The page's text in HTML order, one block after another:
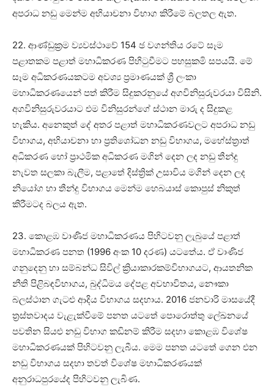
අපරාධ නඩු මෙන්ම අභියාචනා විභාග කිරීමේ බලතල ඇත.
22. ආණ්ඩුක්‍රම ව්‍යවස්ථාවේ 154 ඡ වගන්තිය රටේ සෑම
පළාතකම පළාත් මහාධිකරණ පිහිටුවීමට පහසුකමි සපයයි. මේ
සෑම අධිකරණයකටම අවශ්‍ය ප්‍රමාණයක් ශ්‍රී ලංකා
මහාධිකරණයෙන් පත් කිරීම සිදුකරනුයේ අගවිනිසුරුවරයා විසිනි.
අගවිනිසුරුවරයාට එම විනිසුරන්ගේ ස්ථාන මාරු ද සිදුකළ
හැකිය. අනෙකුත් දේ අතර පළාත් මහාධිකරණවලට අපරාධ නඩු
විභාගය, අභියාචනා හා ප්‍රතිශෝධන නඩු විභාගය, මහේස්ත්‍රාත්
අධිකරණ හෝ ප්‍රාථමික අධිකරණ මගින් දෙන ලද නඩු තීන්දු
නැවත සලකා බැලීම, පළාතේ දිස්ත්‍රික් උසාවිය මගින් දෙන ලද
නියෝග හා තීන්දු විභාගය මෙන්ම හෙබයාස් කොපුස් නිකුත්
කිරීමටද බලය ඇත.
23. කොළඹ වාණිජ මහාධිකරණය පිහිටවනු ලැබුයේ පළාත්
මහාධිකරණ පනත (1996 අංක 10 දරණ) යටතේය. ඒ වාණිජ
ගනුදෙනු හා සම්බන්ධ සිවිල් ක්‍රියාකාරකම්විභාගයට, ආයතනික
නීති පිළිබඳවිභාගය, බුද්ධිමය දේපළ අවභාවිතය, නෞකා
බලස්ථාන ගැටළු ආදිය විභාගය සදහාය. 2016 ජනවාරි මාසයේදී
ත්‍රස්තවාදය වැළැක්වීමේ පනත යටතේ පොරොත්තු ලේඛනයේ
පවතින සියළු නඩු විභාග කඩිනම් කිරීම සදහා කොළඹ විශේෂ
මහාධිකරණයක් පිහිටවනු ලැබීය. මෙම පනත යටතේ ගෙන එන
නඩු විභාගය සදහා තවත් විශේෂ මහාධිකරණයක්
අනුරාධපුරයේද පිහිටවනු ලැබිණ.